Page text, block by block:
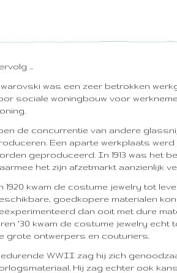
...
was een zeer betrokken
sociale woningbouw voor
de concurrentie van andere
Een aparte werkplaats
geproduceerd. In 1913 was het
het zijn afzetmarkt aanzienlijk
1920 kwam de costume jewelry tot
goedkopere materialen
dan ooit met dure
'30 kwam de costume jewelry
grote ontwerpers en couturiers.
WWII zag hij zich
Hij zag echter ook